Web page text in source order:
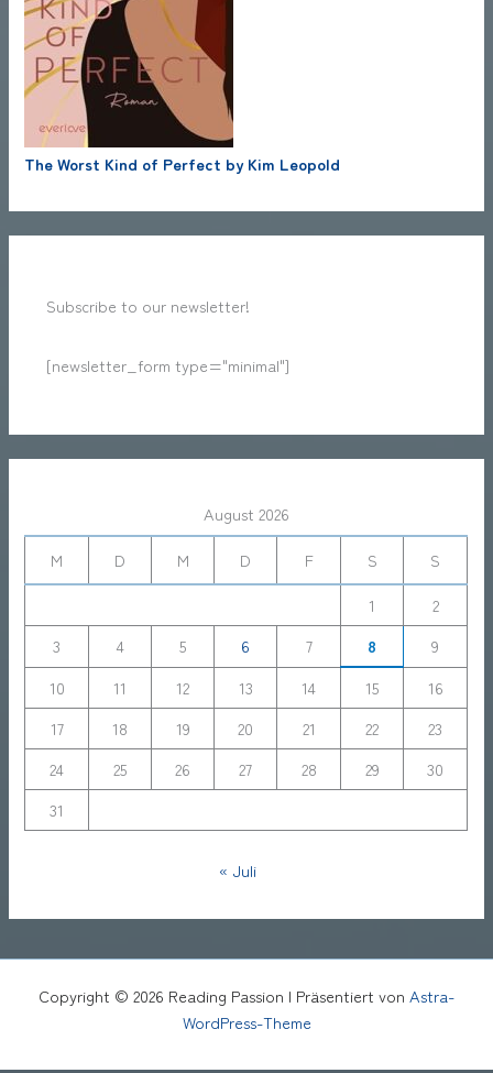
The Worst Kind of Perfect by Kim Leopold
Subscribe to our newsletter!
[newsletter_form type="minimal"]
August 2026
M
D M D F S
S
1
2
3
4 5 6 7 8
9
10
11 12 13 14 15
16
17
18 19 20 21 22
23
24
25 26 27 28 29
30
31
« Juli
Copyright © 2026 Reading Passion | Präsentiert von Astra-
WordPress-Theme